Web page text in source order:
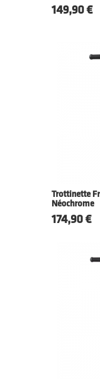
Prix
149,90 €
Trottinette
Néochrome
Prix
174,90 €